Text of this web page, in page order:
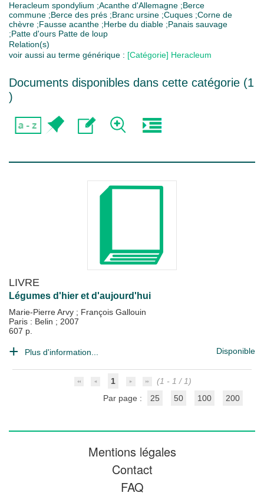
Heracleum spondylium ;Acanthe d'Allemagne ;Berce
commune ;Berce des prés ;Branc ursine ;Cuques ;Corne de
chèvre ;Fausse acanthe ;Herbe du diable ;Panais sauvage
;Patte d'ours Patte de loup
Relation(s)
voir aussi au terme générique : [Catégorie] Heracleum
Documents disponibles dans cette catégorie (1
)
LIVRE
Légumes d'hier et d'aujourd'hui
Marie-Pierre Arvy ; François Gallouin
Paris : Belin ; 2007
607 p.
Plus d'information... Disponible
1
(1 - 1 / 1)
Par page :
25 50 100 200
Mentions légales
Contact
FAQ